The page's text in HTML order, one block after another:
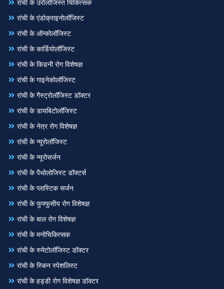
रांची के उरोलोजिस्त चिकित्सक
रांची के एंडोक्राइनोलॉजिस्ट
रांची के ऑन्कोलॉजिस्ट
रांची के कार्डियोलॉजिस्ट
रांची के किडनी रोग विशेषज्ञ
रांची के गाइनेकोलॉजिस्ट
रांची के गैस्ट्रोलॉजिस्ट डॉक्टर
रांची के डायबिटोलॉजिस्ट
रांची के नेत्र रोग विशेषज्ञ
रांची के न्यूरोलॉजिस्ट
रांची के न्यूरोसर्जन
रांची के पैथोलोजिस्ट डॉक्टर्स
रांची के प्लास्टिक सर्जन
रांची के फुफ्फुसीय रोग विशेषज्ञ
रांची के बाल रोग विशेषज्ञ
रांची के मनोचिकित्सक
रांची के रुमेटोलॉजिस्ट डॉक्टर
रांची के स्किन स्पेशलिस्ट
रांची के हड्डी रोग विशेषज्ञ डॉक्टर